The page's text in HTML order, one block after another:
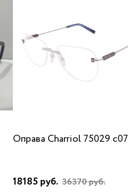
Оправа Charriol 75029 c07
18185 руб. 36370 руб.